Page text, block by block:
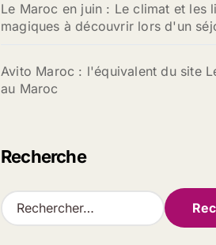
Le Maroc en juin : Le climat et les
magiques à découvrir lors d'un
Avito Maroc : l'équivalent du site
au Maroc
Recherche
R
e